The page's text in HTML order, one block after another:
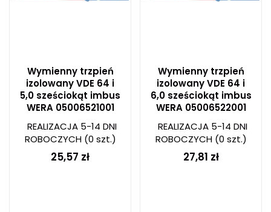
Wymienny trzpień
izolowany VDE 64 i
5,0 sześciokąt imbus
WERA 05006521001
REALIZACJA 5-14 DNI
ROBOCZYCH(0 szt.)
25,57 zł
Wymienny trzpień
izolowany VDE 64 i
6,0 sześciokąt imbus
WERA 05006522001
REALIZACJA 5-14 DNI
ROBOCZYCH(0 szt.)
27,81 zł